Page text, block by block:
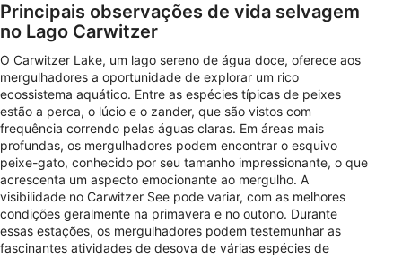
Principais observações de vida selvagem
no Lago Carwitzer
O Carwitzer Lake, um lago sereno de água doce, oferece aos
mergulhadores a oportunidade de explorar um rico
ecossistema aquático. Entre as espécies típicas de peixes
estão a perca, o lúcio e o zander, que são vistos com
frequência correndo pelas águas claras. Em áreas mais
profundas, os mergulhadores podem encontrar o esquivo
peixe-gato, conhecido por seu tamanho impressionante, o que
acrescenta um aspecto emocionante ao mergulho. A
visibilidade no Carwitzer See pode variar, com as melhores
condições geralmente na primavera e no outono. Durante
essas estações, os mergulhadores podem testemunhar as
fascinantes atividades de desova de várias espécies de
Criar perfis para publicidade personalizada
Usar perfis para selecionar publicidade
personalizada
Criar perfis para personalizar conteúdo
Usar perfis para selecionar conteúdo
personalizado
Medir o desempenho da publicidade
Medir o desempenho do conteúdo